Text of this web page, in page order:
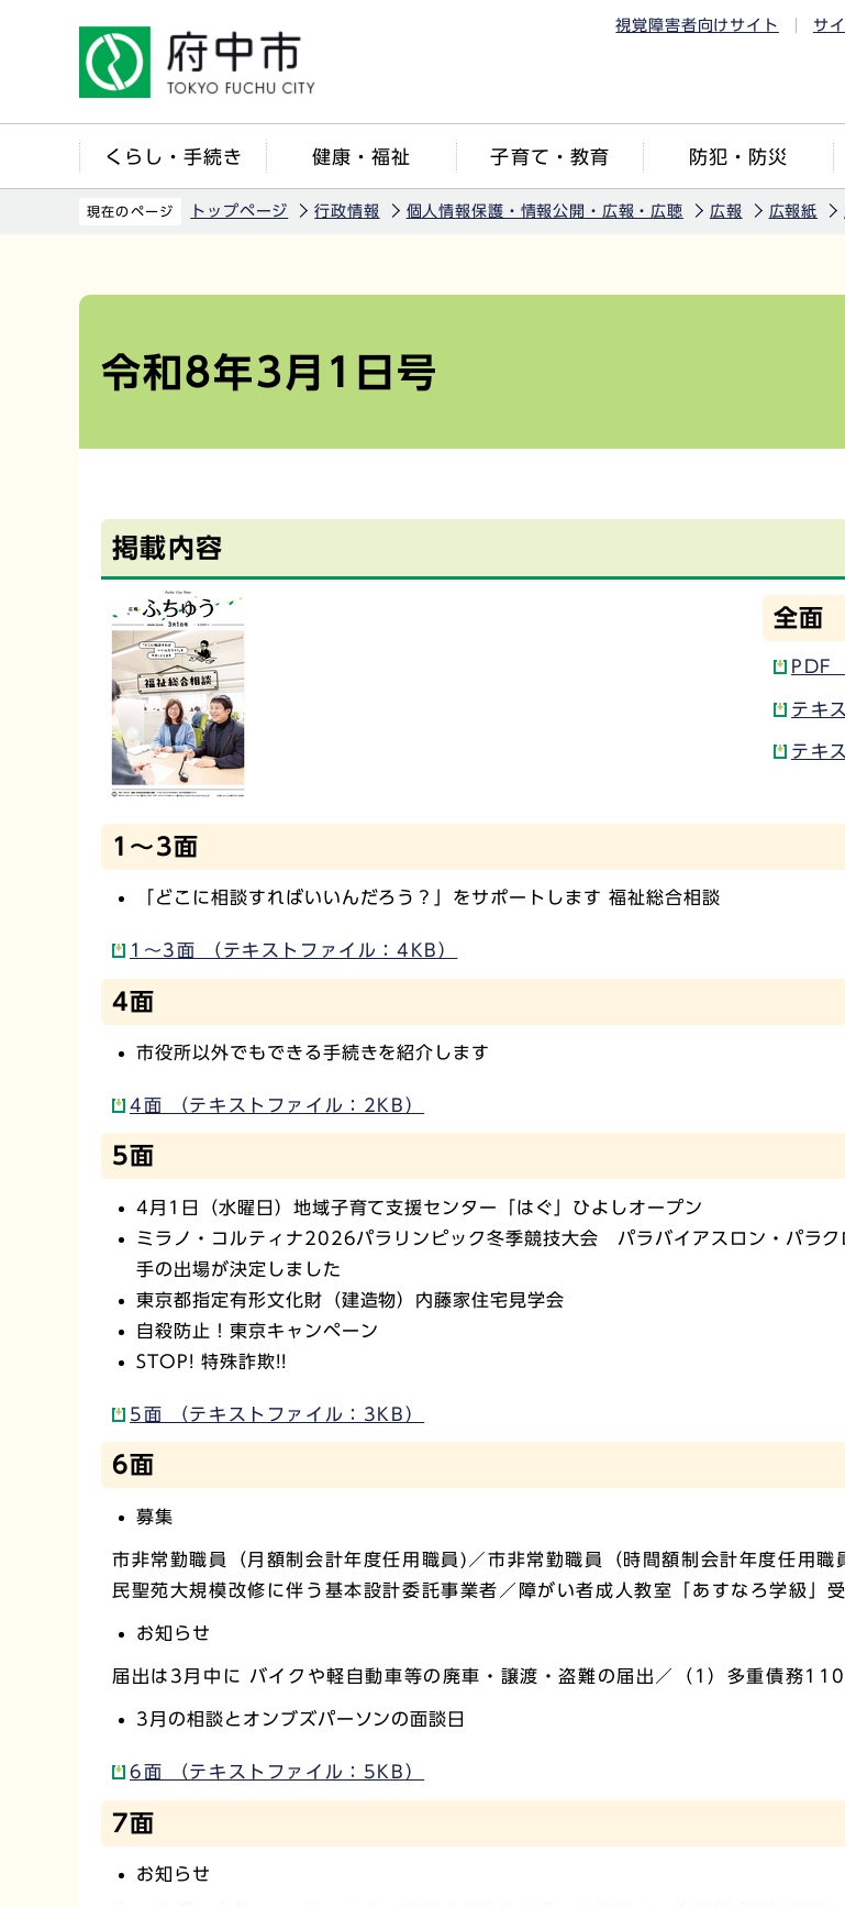
視覚障害者向けサイト サ
くらし・手続き 健康・福祉 子育て・教育 防犯・防災
現在のページ トップページ 行政情報 個人情報保護・情報公開・広報・広聴 広報 広報紙
令和8年3月1日号
掲載内容
全面
PDF
テキ
テキ
1～3面
「どこに相談すればいいんだろう？」をサポートします 福祉総合相談
1～3面 （テキストファイル：4KB）
4面
市役所以外でもできる手続きを紹介します
4面 （テキストファイル：2KB）
5面
4月1日（水曜日）地域子育て支援センター「はぐ」ひよしオープン
ミラノ・コルティナ2026パラリンピック冬季競技大会 パラバイアスロン・パラ
手の出場が決定しました
東京都指定有形文化財（建造物）内藤家住宅見学会
自殺防止！東京キャンペーン
STOP! 特殊詐欺!!
5面 （テキストファイル：3KB）
6面
募集
市非常勤職員（月額制会計年度任用職員)／市非常勤職員（時間額制会計年度任用
民聖苑大規模改修に伴う基本設計委託事業者／障がい者成人教室「あすなろ学級」
お知らせ
届出は3月中に バイクや軽自動車等の廃車・譲渡・盗難の届出／（1）多重債務
3月の相談とオンブズパーソンの面談日
6面 （テキストファイル：5KB）
7面
お知らせ